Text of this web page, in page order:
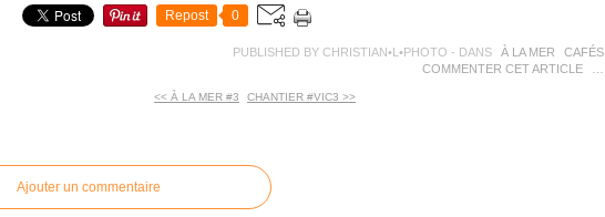
Repost 0
PUBLISHED BY CHRISTIAN•L•PHOTO - DANS À LA MER
CAFÉS
COMMENTER CET ARTICLE
<< À LA MER #3 CHANTIER #VIC3 >>
Ajouter un commentaire